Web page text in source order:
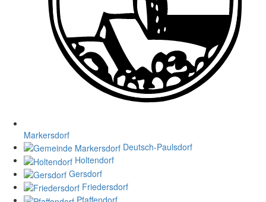
Markersdorf
Deutsch-Paulsdorf
Holtendorf
Gersdorf
Friedersdorf